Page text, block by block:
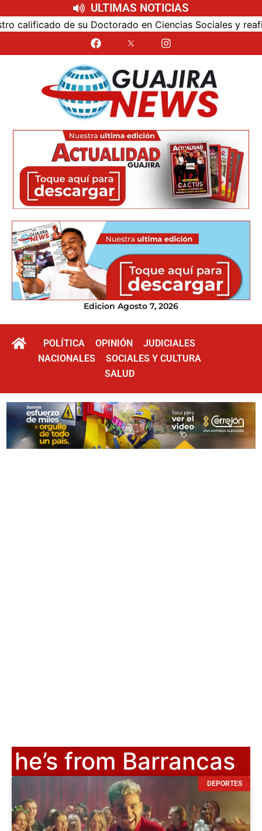
ULTIMAS NOTICIAS
de su Doctorado en Ciencias Sociales y reafirmó
Edicion Agosto 7, 2026
POLÍTICA OPINIÓN
JUDICIALES
NACIONALES
SOCIALES Y CULTURA
SALUD
he’s from Barrancas
DEPORTES